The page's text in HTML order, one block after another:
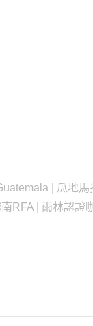
| 瓜地馬
RFA | 雨林認證